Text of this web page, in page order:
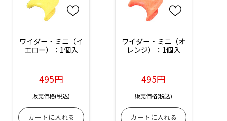
ワイダー・ミニ（イ
エロー）：1個入
495円
販売価格(税込)
ワイダー・ミニ（オ
レンジ）：1個入
495円
販売価格(税込)